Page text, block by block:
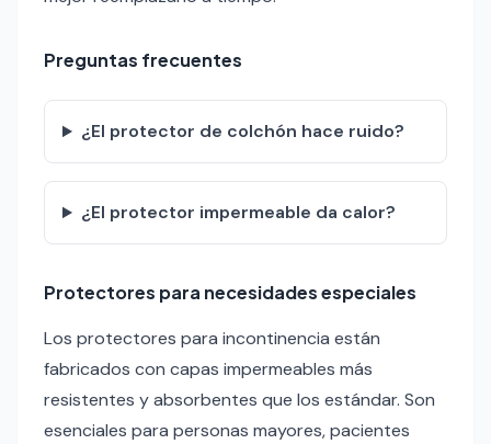
Preguntas frecuentes
¿El protector de colchón hace ruido?
¿El protector impermeable da calor?
Protectores para necesidades especiales
Los protectores para incontinencia están
fabricados con capas impermeables más
resistentes y absorbentes que los estándar. Son
esenciales para personas mayores, pacientes